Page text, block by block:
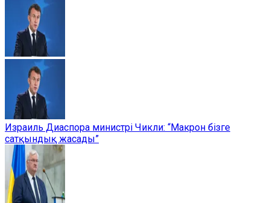
Израиль Диаспора министрі Чикли: “Макрон бізге
сатқындық жасады”